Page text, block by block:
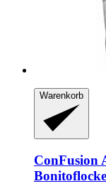
Warenkorb
ConFusion